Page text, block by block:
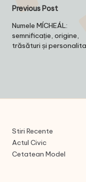
Post
navigation
Previous Post
Numele MÍCHEÁL:
semnificație, origine,
trăsături și
Stiri Recente
Actul Civic
Cetatean Model